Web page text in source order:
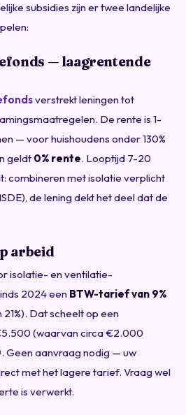
subsidies zijn er twee landelijke
— laagrentende
verstrekt leningen tot
De rente is 1-
— voor huishoudens onder 130%
geldt 0% rente. Looptijd 7-20
combineren met isolatie verplicht
de lening dekt het deel dat de
arbeid
isolatie- en ventilatie-
2024 een BTW-tarief van 9%
21%). Dat scheelt op een
(waarvan circa €2.000
. Geen aanvraag nodig — uw
met het lagere tarief. Vraag wel
is verwerkt.